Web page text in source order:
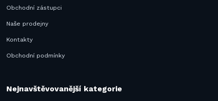
Obchodní zástupci
Naše prodejny
Kontakty
Obchodní podmínky
Nejnavštěvovanější kategorie